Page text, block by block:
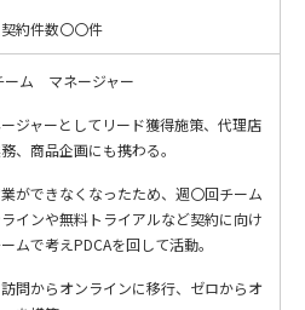
契約件数〇〇件
ーム マネージャー
ジャーとしてリード獲得施策、代理店
、商品企画にも携わる。
ができなくなったため、週〇回チーム
インや無料トライアルなど契約に向け
ムで考えPDCAを回して活動。
訪問からオンラインに移行、ゼロからオ